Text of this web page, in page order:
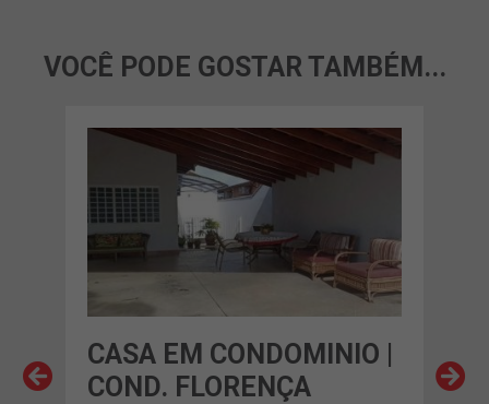
VOCÊ PODE GOSTAR TAMBÉM...
|
CASA EM CONDOMINIO |
COND. FLORENÇA